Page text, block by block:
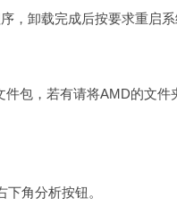
，卸载完成后按要求重启系
件包，若有请将AMD的文件
角分析按钮。